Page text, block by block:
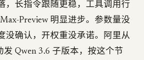
，长指令跟随更稳，工具调用行
Preview 明显进步。参数量没
没确认，开权重没承诺。阿里从
Qwen 3.6 子版本，按这个节